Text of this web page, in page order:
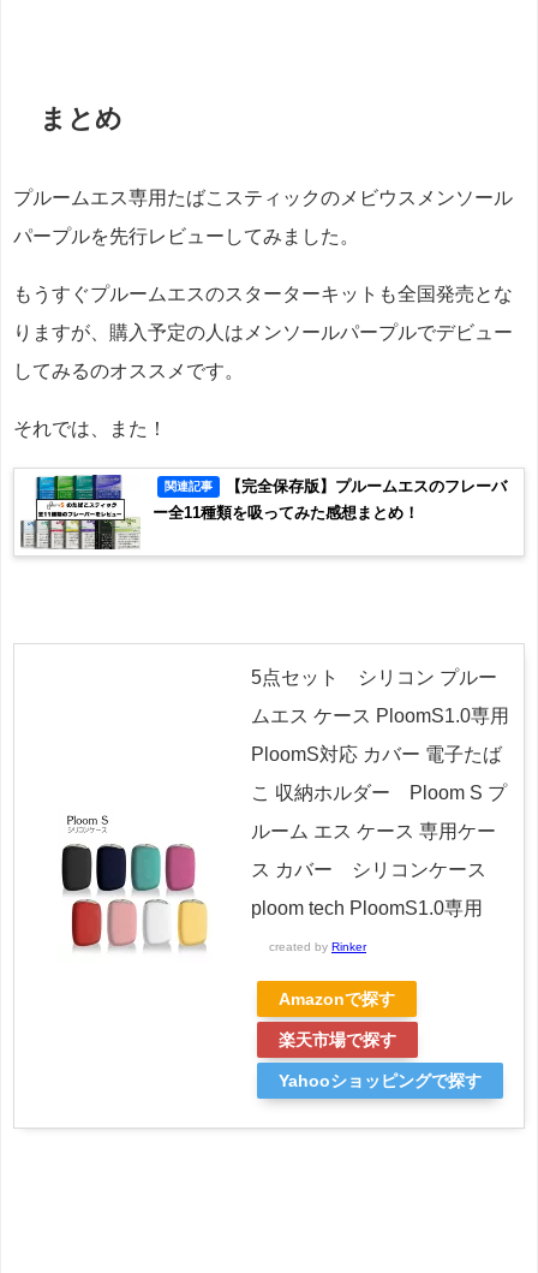
まとめ
プルームエス専用たばこスティックのメビウスメンソール
パープルを先行レビューしてみました。
もうすぐプルームエスのスターターキットも全国発売とな
りますが、購入予定の人はメンソールパープルでデビュー
してみるのオススメです。
それでは、また！
関連記事
【完全保存版】プルームエスのフレーバ
ー全11種類を吸ってみた感想まとめ！
5点セット シリコン プルー
ムエス ケース PloomS1.0専用
PloomS対応 カバー 電子たば
こ 収納ホルダー Ploom S プ
ルーム エス ケース 専用ケー
ス カバー シリコンケース
ploom tech PloomS1.0専用
created by Rinker
Amazonで探す
楽天市場で探す
Yahooショッピングで探す